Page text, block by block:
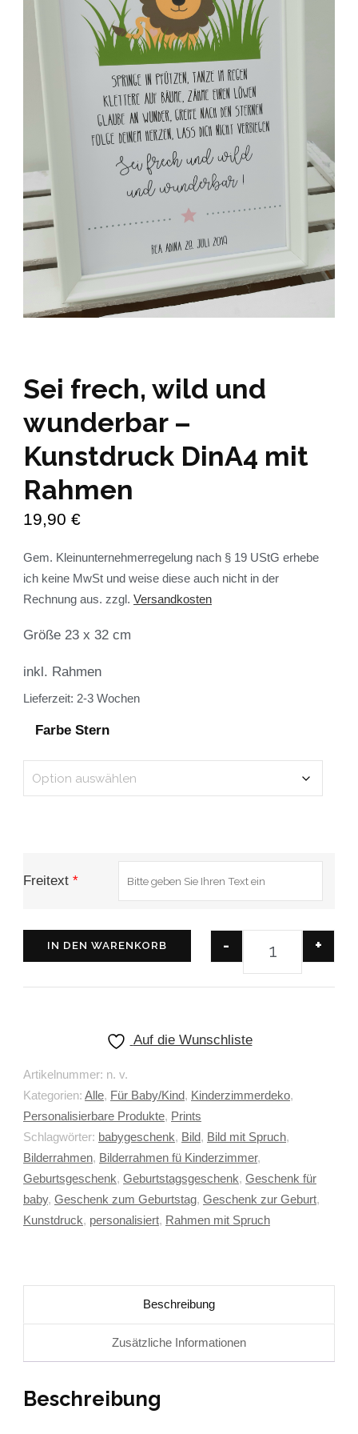
Sei frech, wild und
wunderbar –
Kunstdruck DinA4 mit
Rahmen
19,90 €
Gem. Kleinunternehmerregelung nach § 19 UStG erhebe
ich keine MwSt und weise diese auch nicht in der
Rechnung aus. zzgl. Versandkosten
Größe 23 x 32 cm
inkl. Rahmen
Lieferzeit: 2-3 Wochen
Farbe Stern
Freitext *
- +
IN DEN WARENKORB
Auf die Wunschliste
Artikelnummer: n. v.
Kategorien: Alle, Für Baby/Kind, Kinderzimmerdeko,
Personalisierbare Produkte, Prints
Schlagwörter: babygeschenk, Bild, Bild mit Spruch,
Bilderrahmen, Bilderrahmen fü Kinderzimmer,
Geburtsgeschenk, Geburtstagsgeschenk, Geschenk für
baby, Geschenk zum Geburtstag, Geschenk zur Geburt,
Kunstdruck, personalisiert, Rahmen mit Spruch
Beschreibung
Zusätzliche Informationen
Beschreibung